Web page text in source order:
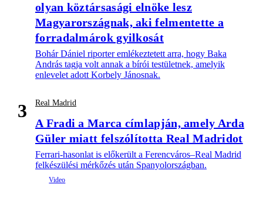
olyan köztársasági elnöke lesz
Magyarországnak, aki felmentette a
forradalmárok gyilkosát
Bohár Dániel riporter emlékeztetett arra, hogy Baka
András tagja volt annak a bírói testületnek, amelyik
enlevelet adott Korbely Jánosnak.
3 Real Madrid
A Fradi a Marca címlapján, amely Arda
Güler miatt felszólította Real Madridot
Ferrari-hasonlat is előkerült a Ferencváros–Real Madrid
felkészülési mérkőzés után Spanyolországban.